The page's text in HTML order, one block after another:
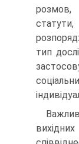
розмов,
тип